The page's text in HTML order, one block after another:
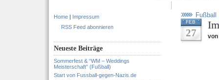
Home | Impressum
RSS Feed abonnieren
Neueste Beiträge
Sommerfest & “WM – Weddings
Meisterschaft” (Fußball)
Start von Fussball-gegen-Nazis.de
Fußball
FEB
27 von